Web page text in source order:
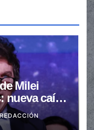
Milei
nueva caída
no
REDACCIÓN